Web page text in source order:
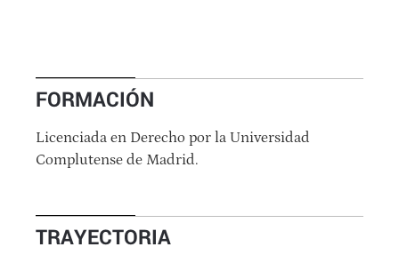
FORMACIÓN
Licenciada en Derecho por la Universidad
Complutense de Madrid.
TRAYECTORIA